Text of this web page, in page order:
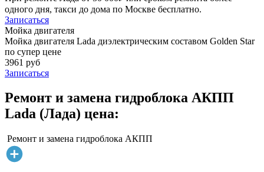
одного дня, такси до дома по Москве бесплатно.
Записаться
Мойка двигателя
Мойка двигателя Lada диэлектрическим составом Golden Star
по супер цене
3961 руб
Записаться
Ремонт и замена гидроблока АКПП
Lada (Лада) цена:
Ремонт и замена гидроблока АКПП